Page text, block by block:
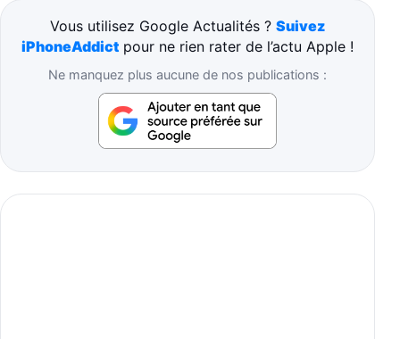
Vous utilisez Google Actualités ? Suivez
iPhoneAddict pour ne rien rater de l’actu Apple !
Ne manquez plus aucune de nos publications :